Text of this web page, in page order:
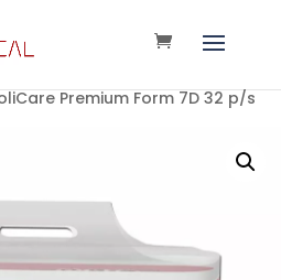
Premium Form 7D 32 p/s